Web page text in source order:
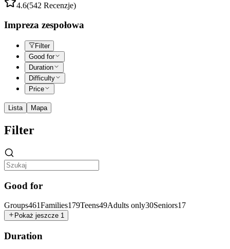
4.6(542 Recenzje)
Impreza zespołowa
Filter
Good for
Duration
Difficulty
Price
Lista Mapa
Filter
Good for
Groups461Families179Teens49Adults only30Seniors17
Pokaż jeszcze 1
Duration